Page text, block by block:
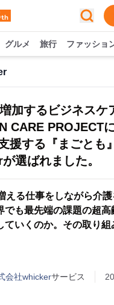
グルメ 旅行 ファッショ
増加するビジネス
CARE PROJECT
援する『まごとも
選ばれました。
える仕事をしながら介
でも最先端の課題の超
ていくのか。その取り組
会社whickerサービス